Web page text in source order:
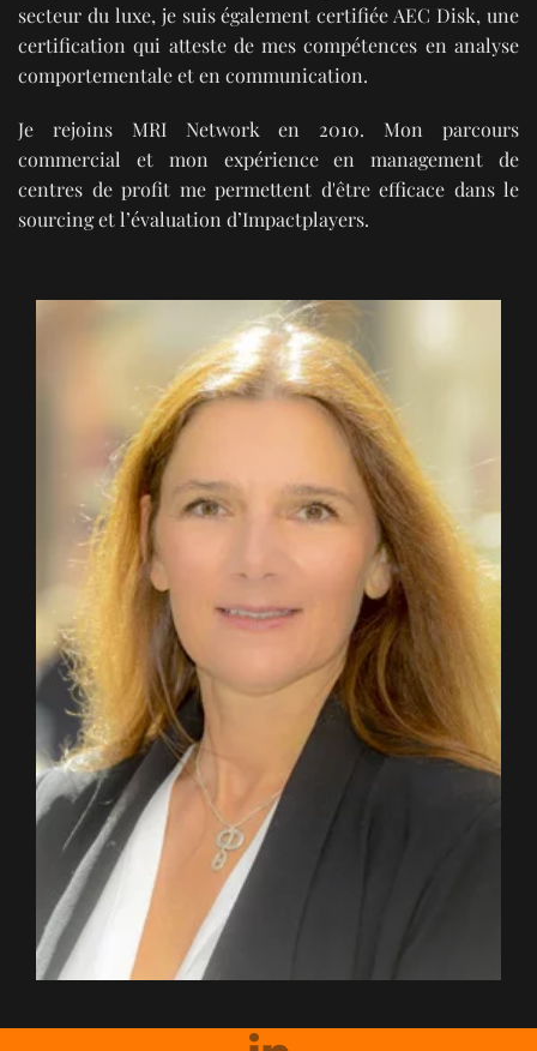
secteur du luxe, je suis également certifiée AEC Disk, une
certification qui atteste de mes compétences en analyse
comportementale et en communication.
Je rejoins MRI Network en 2010. Mon parcours
commercial et mon expérience en management de
centres de profit me permettent d'être efficace dans le
sourcing et l’évaluation d’Impactplayers.